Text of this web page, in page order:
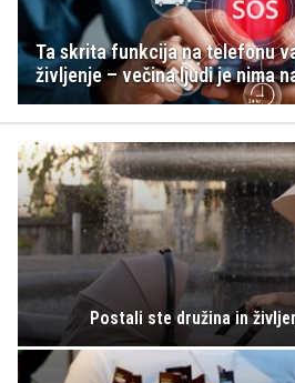
Ta skrita funkcija na telefonu
življenje – večina ljudi je nima
Postali ste družina in